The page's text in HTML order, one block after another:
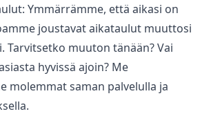
Ymmärrämme, että aikasi on
joustavat aikataulut muuttosi
Tarvitsetko muuton tänään? Vai
hyvissä ajoin? Me
molemmat saman palvelulla ja